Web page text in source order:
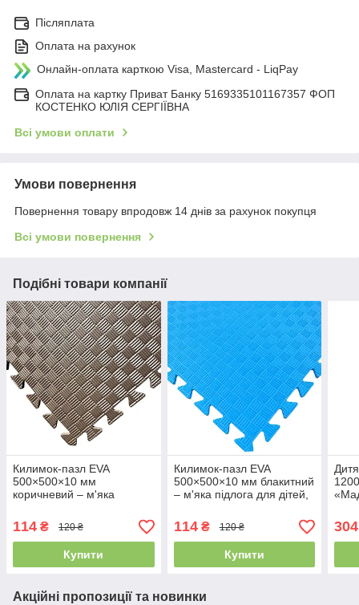
Післяплата
Оплата на рахунок
Онлайн-оплата карткою Visa, Mastercard - LiqPay
Оплата на картку Приват Банку 5169335101167357 ФОП
КОСТЕНКО ЮЛІЯ СЕРГІЇВНА
Всі умови оплати
Умови повернення
Повернення товару впродовж 14 днів за рахунок покупця
Всі умови повернення
Подібні товари компанії
Килимок-пазл EVA
500×500×10 мм
коричневий – м'яка
та ігрових кімнат,
ES:50501
114 ₴ 120 ₴
Купити
Килимок-пазл EVA
500×500×10 мм блакитний
– м'яка підлога для дітей,
ES:50501
114₴ 120 ₴
Купити
304
Акційні пропозиції та новинки